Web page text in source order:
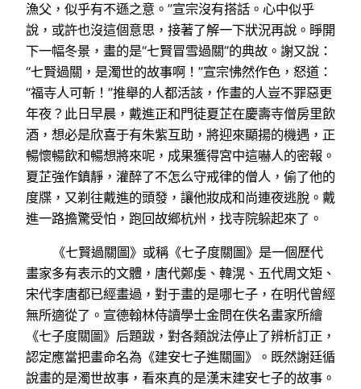
漁父，似乎有不遜之意。”宣宗沒有搭話。心中似乎
說，或許也沒這個意思，接著了解一下狀況再說。睜開
下一幅冬景，畫的是“七賢冒雪過關”的典故。謝又說：
“七賢過關，是濁世的故事啊！”宣宗怫然作色，怒道：
“福寺人可斬！”推舉的人都活該，作畫的人豈不罪惡更
年夜？此日早晨，戴進正和門徒夏芷在慶壽寺僧房里飲
酒，想必是欣喜于有朱紫互助，將迎來顯揚的機遇，正
暢懷暢飲和暢想將來呢，成果獲得宮中這嚇人的密報。
夏芷強作鎮靜，灌醉了不怎么守戒律的僧人，偷了他的
度牒，又剃往戴進的頭發，讓他妝成和尚連夜逃脫。戴
進一路擔驚受怕，跑回故鄉杭州，找寺院躲起來了。
《七賢過關圖》或稱《七子度關圖》是一個歷代
畫家多有表示的文體，唐代鄭虔、韓滉、五代周文矩、
宋代李唐都已經畫過，對于畫的是哪七子，在明代曾經
無所適從了。宣德翰林侍讀學士金問在佚名畫家所繪
《七子度關圖》后題跋，對各類說法停止了辨析訂正，
認定應當把畫命名為《建安七子進關圖》。既然謝廷循
說畫的是濁世故事，看來真的是漢末建安七子的故事。